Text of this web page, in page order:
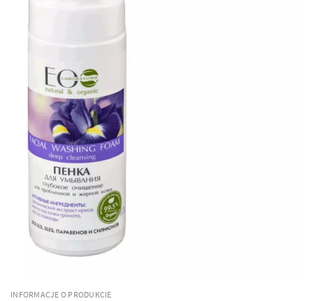
INFORMACJE O PRODUKCIE